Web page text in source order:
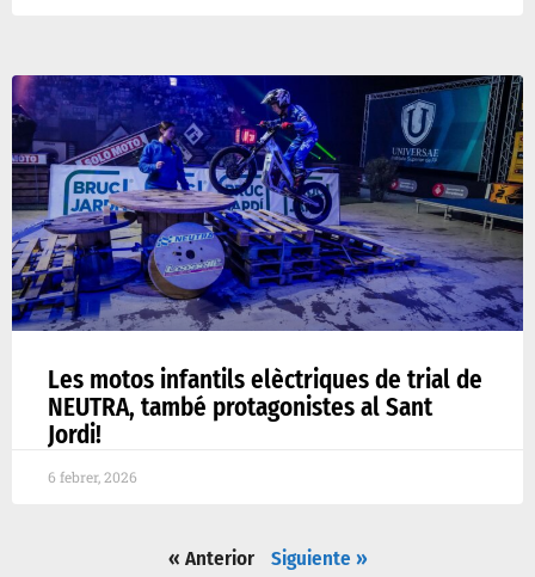
Les motos infantils elèctriques de trial de
NEUTRA, també protagonistes al Sant
Jordi!
6 febrer, 2026
« Anterior Siguiente »